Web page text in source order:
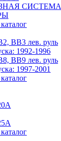
СИСТЕМА
BB3 лев. руль
1992-1996
BB9 лев. руль
1997-2001